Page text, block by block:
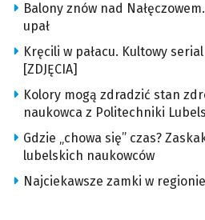
Balony znów nad
upał
Kręcili w pałacu. Kultowy
[ZDJĘCIA]
Kolory mogą zdradzić stan
naukowca z Politechniki
Gdzie „chowa się” czas?
lubelskich naukowców
Najciekawsze zamki w